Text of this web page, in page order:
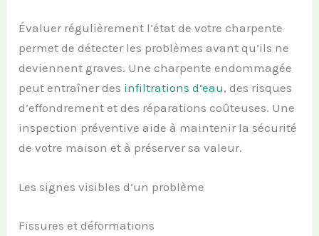
Évaluer régulièrement l’état de votre charpente
permet de détecter les problèmes avant qu’ils ne
deviennent graves. Une charpente endommagée
peut entraîner des infiltrations d’eau, des risques
d’effondrement et des réparations coûteuses. Une
inspection préventive aide à maintenir la sécurité
de votre maison et à préserver sa valeur.
Les signes visibles d’un problème
Fissures et déformations